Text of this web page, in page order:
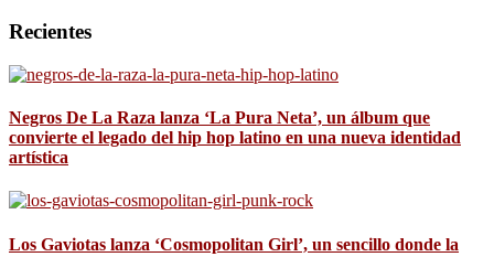
Recientes
Negros De La Raza lanza ‘La Pura Neta’, un álbum que
convierte el legado del hip hop latino en una nueva identidad
artística
Los Gaviotas lanza ‘Cosmopolitan Girl’, un sencillo donde la